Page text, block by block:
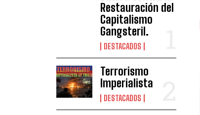
Restauración del
Capitalismo
Gangsteril.
DESTACADOS
Terrorismo
Imperialista
DESTACADOS